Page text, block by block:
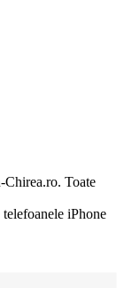
Toate
iPhone